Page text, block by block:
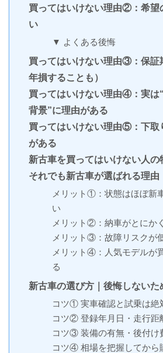
買ってはいけない理由②：希望
い
▼ よくある後悔
買ってはいけない理由③：保証
年損することも）
買ってはいけない理由④：実は
背景”に理由がある
買ってはいけない理由⑤：下取
がある
新古車を買ってはいけない人の
それでも新古車が選ばれる理由
メリット①：状態はほぼ新
い
メリット②：納車がとにか
メリット③：故障リスクが
メリット④：人気モデルが
る
新古車の選び方｜後悔しないた
コツ① 実車確認と試乗は絶
コツ② 登録年月日・走行距
コツ③ 装備の有無・後付け
コツ④ 相場を把握してから